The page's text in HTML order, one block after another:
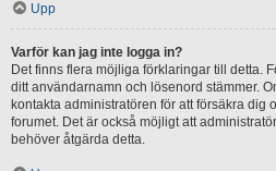
Upp
Varför kan jag inte logga in?
Det finns flera möjliga förklaringar till detta.
ditt användarnamn och lösenord stämmer.
kontakta administratören för att försäkra dig
forumet. Det är också möjligt att
behöver åtgärda detta.